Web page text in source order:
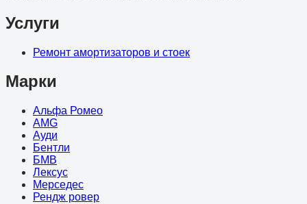
Услуги
Ремонт амортизаторов и стоек
Марки
Альфа Ромео
AMG
Ауди
Бентли
БМВ
Лексус
Мерседес
Рендж ровер